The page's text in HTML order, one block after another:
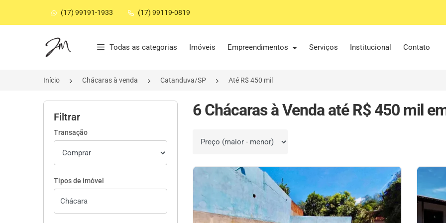
(17) 99191-1933 (17) 99119-0819
Página inicial
Todas as categorias Imóveis Empreendimentos Serviços Institucional Contato
Início Chácaras à venda Catanduva/SP Até R$ 450 mil
Filtrar
Transação
Tipos de imóvel
6 Chácaras à Venda até R$ 450 mil
Ordenar por